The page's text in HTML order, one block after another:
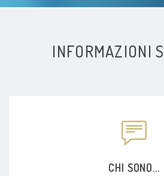
INFORMAZIONI
CHI SONO...